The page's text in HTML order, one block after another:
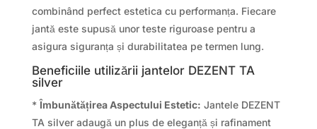
combinând perfect estetica cu performanța. Fiecare
jantă este supusă unor teste riguroase pentru a
asigura siguranța și durabilitatea pe termen lung.
Beneficiile utilizării jantelor DEZENT TA
silver
*Îmbunătățirea Aspectului Estetic: Jantele DEZENT
TA silver adaugă un plus de eleganță și rafinament